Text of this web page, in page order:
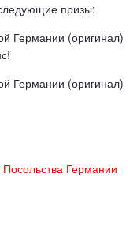
призы:
Германии (оригинал)
Германии (оригинал)
Германии